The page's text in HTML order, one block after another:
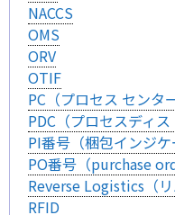
NACCS
OMS
ORV
OTIF
PC（プロセス センター
PDC（プロセスディ
PI番号（梱包インジケ
PO番号（purchase
Reverse Logistics（リ
RFID